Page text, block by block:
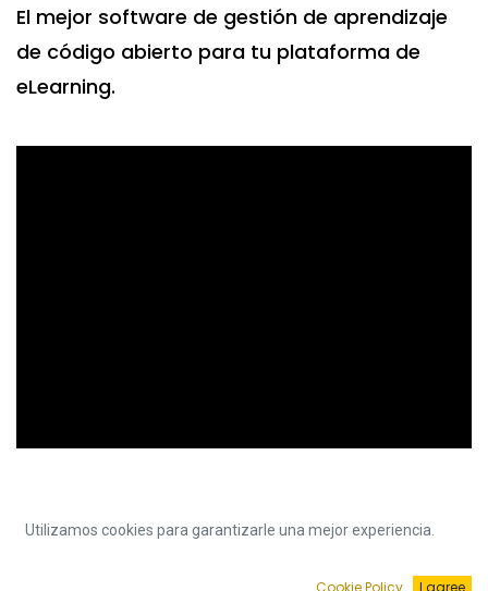
El mejor software de gestión de aprendizaje
de código abierto para tu plataforma de
eLearning.
Utilizamos cookies para garantizarle una mejor experiencia.
Cookie Policy I agree